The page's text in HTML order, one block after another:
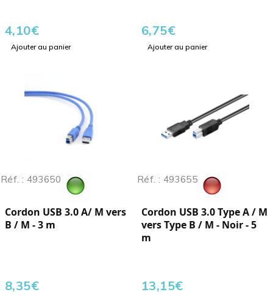
4,10€
Ajouter au panier
6,75€
Ajouter au panier
Réf. : 493650
Cordon USB 3.0 A/ M vers
B / M - 3 m
8,35€
Réf. : 493655
Cordon USB 3.0 Type A / M
vers Type B / M - Noir - 5
m
13,15€